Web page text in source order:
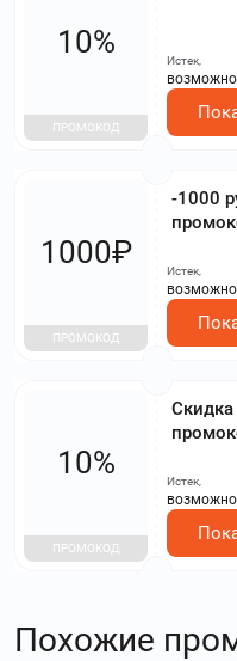
10%
ПРОМОКОД
Истек,
-1000
1000₽
ПРОМОКОД
Истек,
10%
ПРОМОКОД
Истек,
Похожие